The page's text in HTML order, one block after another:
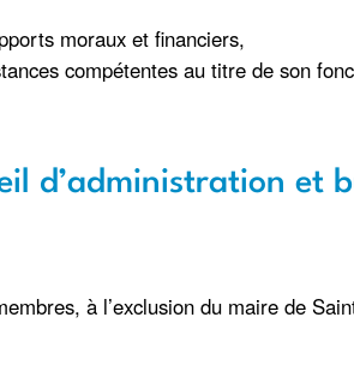
moraux et financiers,
compétentes au titre de son
d’administration et
à l’exclusion du maire de